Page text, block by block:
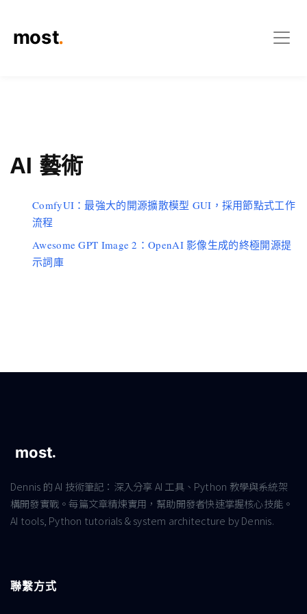
AI 藝術
ComfyUI：最強大的開源擴散模型 GUI，採用節點式工作
流程
Awesome GPT Image 2：OpenAI 影像生成的終極開源提
示詞庫
Dennis 的 AI 技術筆記：深入分享 AI 工具、Python 教學與系統架
構開發實戰。每篇文章精煉實用，幫助開發者快速掌握核心技能。
AI tools, Python tutorials & system architecture by Dennis.
聯繫方式